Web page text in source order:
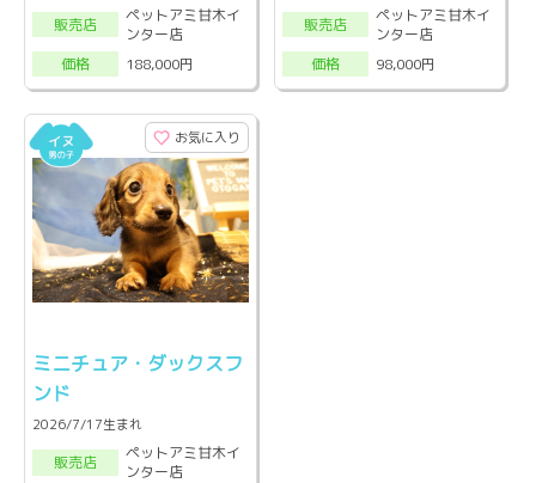
販売店
ペットアミ甘木イ
ンター店
価格
188,000円
販売店
ペットアミ甘木イ
ンター店
価格
98,000円
お気に入り
ミニチュア・ダックスフ
ンド
2026/7/17生まれ
販売店
ペットアミ甘木イ
ンター店